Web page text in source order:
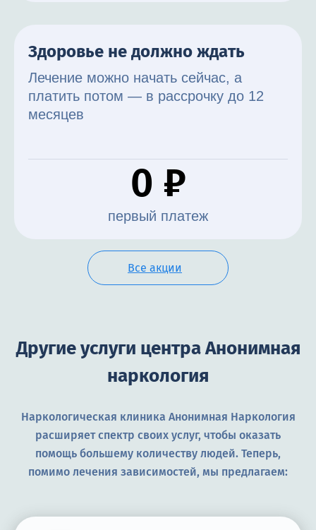
Здоровье не должно ждать
Лечение можно начать сейчас, а
платить потом — в рассрочку до 12
месяцев
0 ₽
первый платеж
Все акции
Другие услуги центра Анонимная
наркология
Наркологическая клиника Анонимная Наркология
расширяет спектр своих услуг, чтобы оказать
помощь большему количеству людей. Теперь,
помимо лечения зависимостей, мы предлагаем: